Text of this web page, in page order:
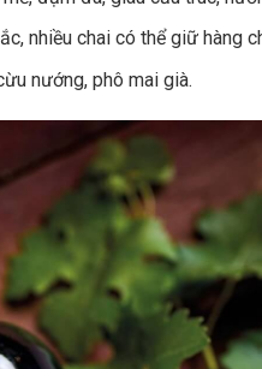
nhiều chai có thể giữ hàng
nướng, phô mai già.